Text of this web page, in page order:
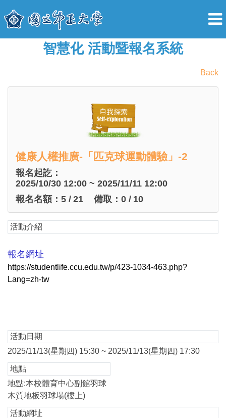
智慧化 活動暨報名系統
Back
健康人權推廣-「匹克球運動體驗」-2
報名起訖：
2025/10/30 12:00 ~ 2025/11/11 12:00
報名名額： 5 / 21 備取： 0 / 10
活動介紹
報名網址
https://studentlife.ccu.edu.tw/p/423-1034-463.php?
Lang=zh-tw
活動日期
2025/11/13(星期四) 15:30 ~ 2025/11/13(星期四) 17:30
地點
地點:本校體育中心副館羽球
木質地板羽球場(樓上)
活動網址